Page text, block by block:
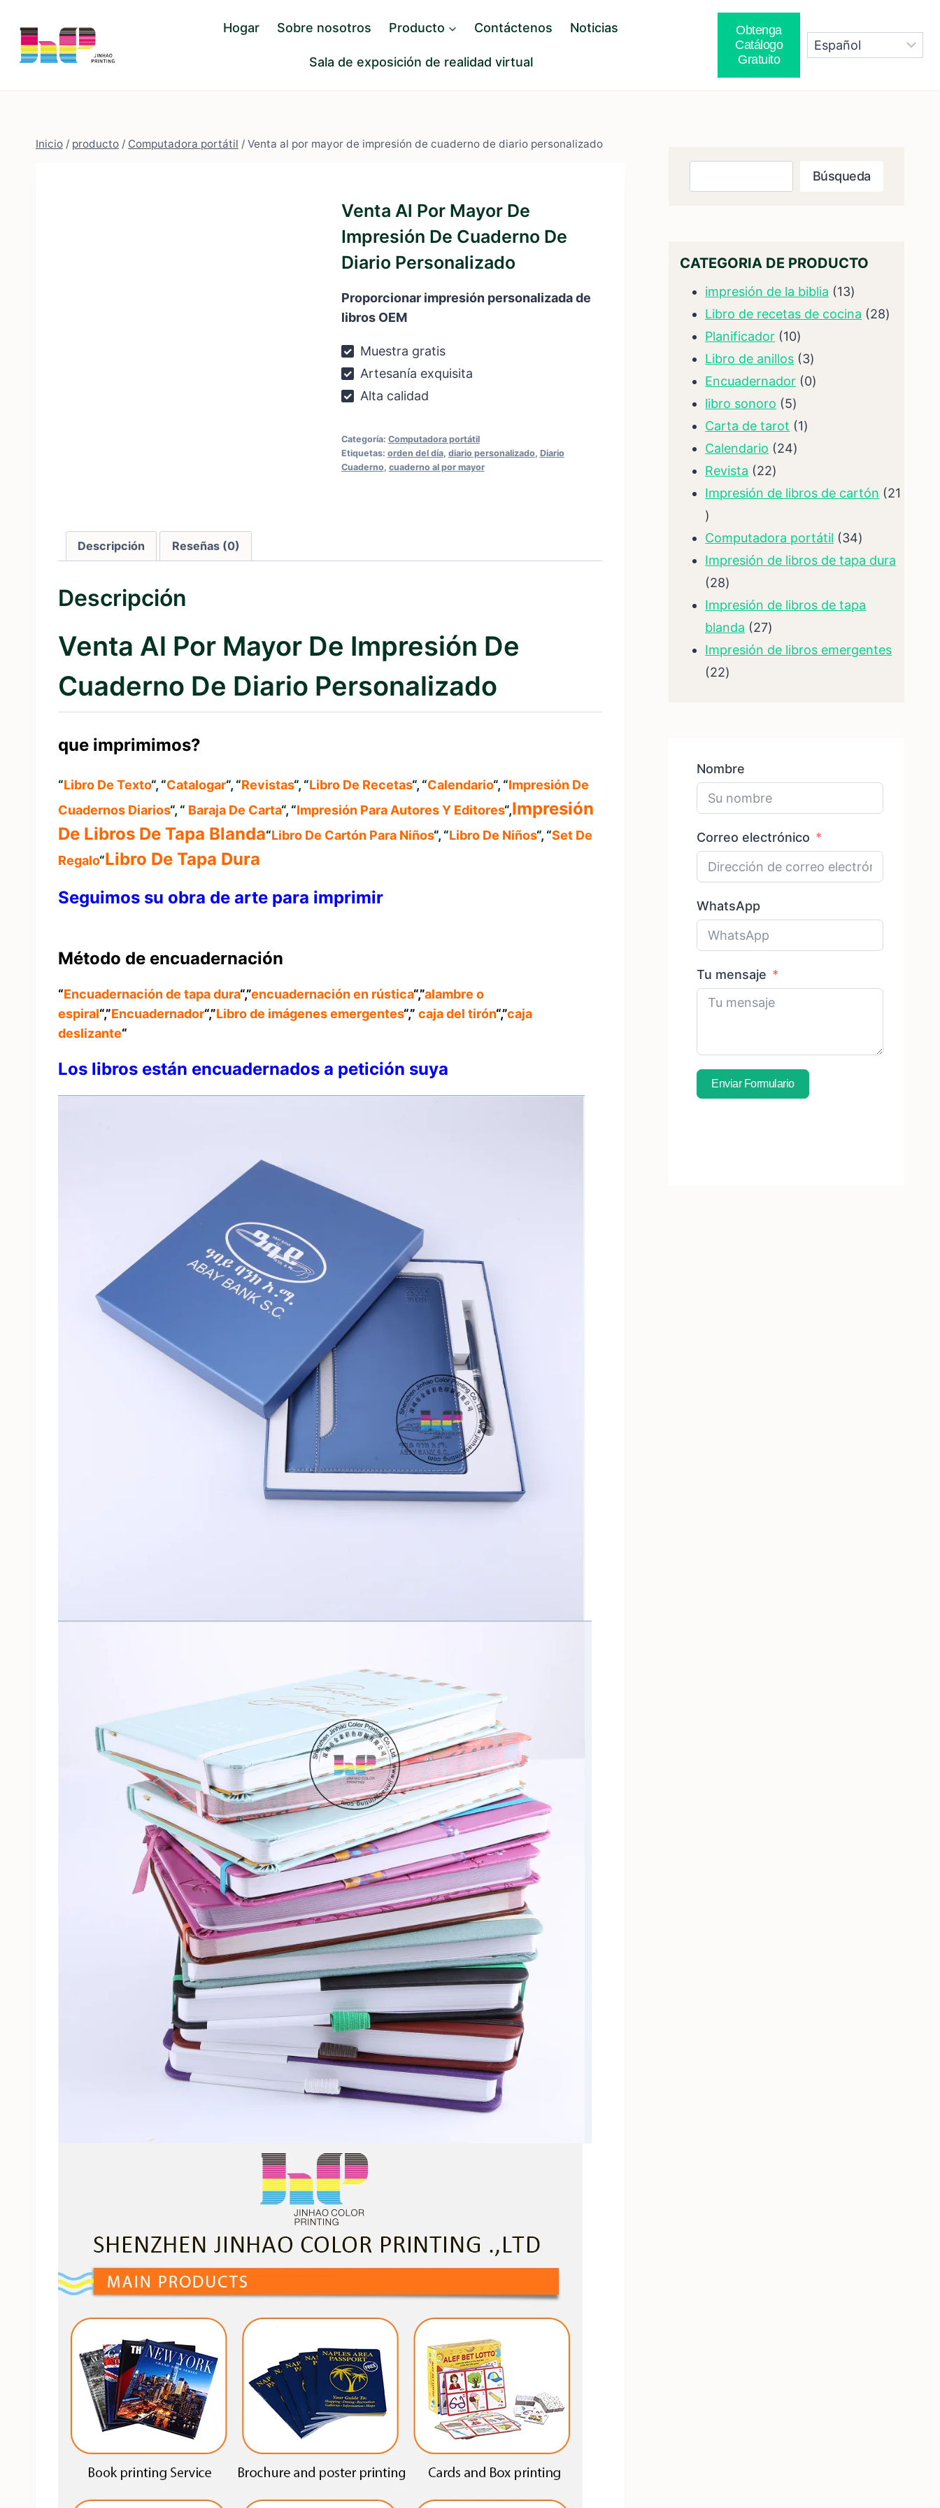
Contenido
Hogar Sobre nosotros Producto Contáctenos Noticias
Sala de exposición de realidad virtual
Obtenga
Catálogo
Gratuito
Inicio / producto / Computadora portátil / Venta al por mayor de impresión de cuaderno de diario personalizado
Venta Al Por Mayor De
Impresión De Cuaderno De
Diario Personalizado
Proporcionar impresión personalizada de
libros OEM
Muestra gratis
Artesanía exquisita
Alta calidad
Categoría: Computadora portátil
Etiquetas: orden del día, diario personalizado, Diario
Cuaderno, cuaderno al por mayor
Descripción Reseñas (0)
Descripción
Venta Al Por Mayor De Impresión De
Cuaderno De Diario Personalizado
que imprimimos?
“Libro De Texto“, “Catalogar“, “Revistas“, “Libro De Recetas“, “Calendario“, “Impresión De
Cuadernos Diarios“, “ Baraja De Carta“, “Impresión Para Autores Y Editores“,Impresión
De Libros De Tapa Blanda“Libro De Cartón Para Niños“, “Libro De Niños“, “Set De
Regalo“Libro De Tapa Dura
Seguimos su obra de arte para imprimir
Método de encuadernación
“Encuadernación de tapa dura“,”encuadernación en rústica“,”alambre o
espiral“,”Encuadernador“,”Libro de imágenes emergentes“,” caja del tirón“,”caja
deslizante“
Los libros están encuadernados a petición suya
Búsqueda
CATEGORIA DE PRODUCTO
impresión de la biblia 1313
productos
Libro de recetas de cocina 2828
Planificador 1010
productos
Libro de anillos 33
productos
Encuadernador 00
libro sonoro 55
productos
Carta de tarot 11
Calendario 2424
Revista 2222
productos
Impresión de libros de cartón
21
21
productos
Computadora portátil 3434
productos
Impresión de libros de tapa dura
2828
productos
Impresión de libros de tapa
blanda
2727
productos
Impresión de libros emergentes
2222
Nombre
Correo electrónico
WhatsApp
Tu mensaje
Enviar Formulario